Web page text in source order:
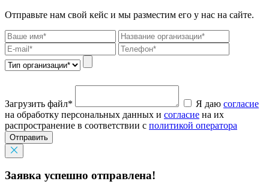
Отправьте нам свой кейс и мы разместим его у нас на сайте.
Загрузить файл* Я даю согласие
на обработку персональных данных и согласие на их
распространение в соответствии с политикой оператора
Отправить
Заявка успешно отправлена!